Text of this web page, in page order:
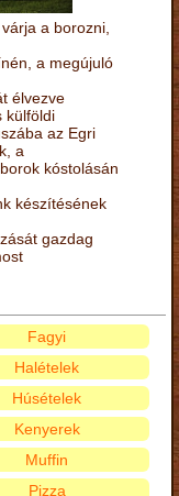
a borozni,
a megújuló
élvezve
külföldi
az Egri
a
kóstolásán
készítésének
gazdag
Fagyi
Halételek
Húsételek
Kenyerek
Muffin
Pizza